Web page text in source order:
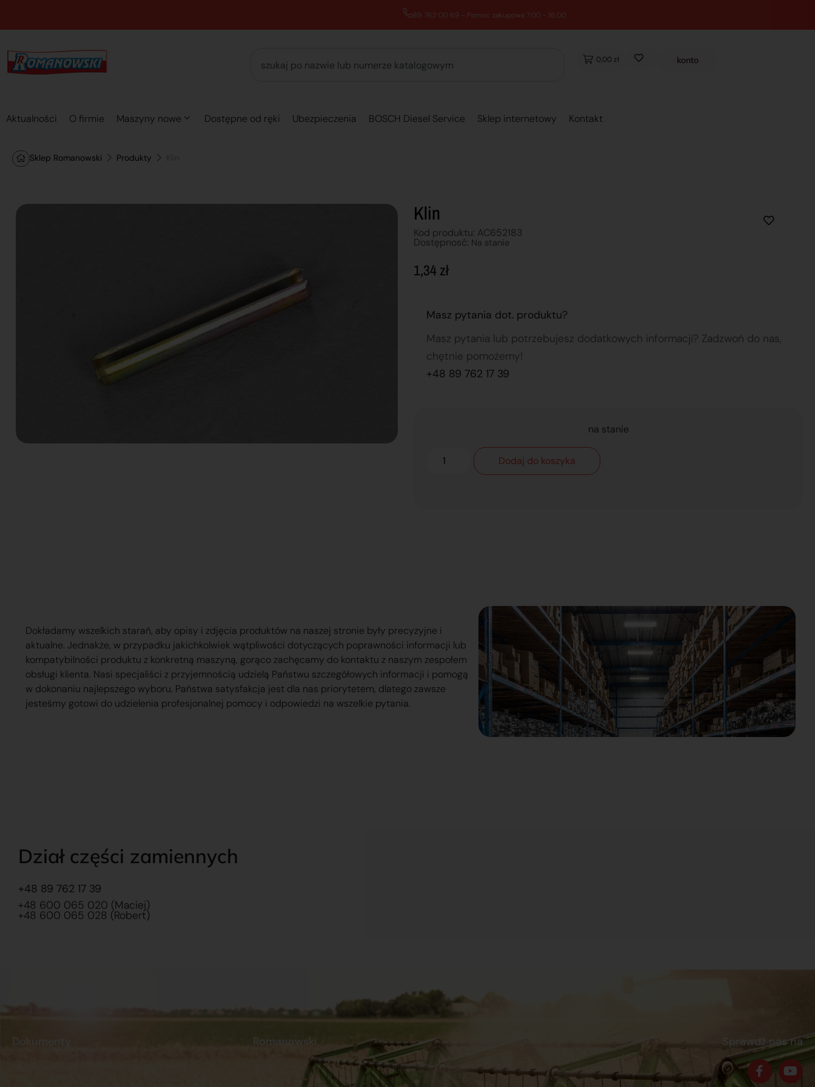
89 762 00 69 - Pomoc zakupowa 7:00 - 16:00
0,00 zł konto
Aktualności O firmie Maszyny nowe Dostępne od ręki Ubezpieczenia BOSCH Diesel Service Sklep internetowy Kontakt
Sklep Romanowski Produkty
Klin
Kod produktu: AC652183
Dostępnosć: Na stanie
1,34zł
Masz pytania dot. produktu?
Masz pytania lub potrzebujesz dodatkowych informacji? Zadzwoń do nas,
chętnie pomożemy!
+48 89 762 17 39
na stanie
Dodaj do koszyka
Dokładamy wszelkich starań, aby opisy i zdjęcia produktów na naszej stronie były precyzyjne i
aktualne. Jednakże, w przypadku jakichkolwiek wątpliwości dotyczących poprawności informacji lub
kompatybilności produktu z konkretną maszyną, gorąco zachęcamy do kontaktu z naszym zespołem
obsługi klienta. Nasi specjaliści z przyjemnością udzielą Państwu szczegółowych informacji i pomogą
w dokonaniu najlepszego wyboru. Państwa satysfakcja jest dla nas priorytetem, dlatego zawsze
jesteśmy gotowi do udzielenia profesjonalnej pomocy i odpowiedzi na wszelkie pytania.
Dział części zamiennych
+48 89 762 17 39
+48 600 065 020 (Maciej)
+48 600 065 028 (Robert)
Dokumenty Romanowski
Praca
Sprawdź nas na